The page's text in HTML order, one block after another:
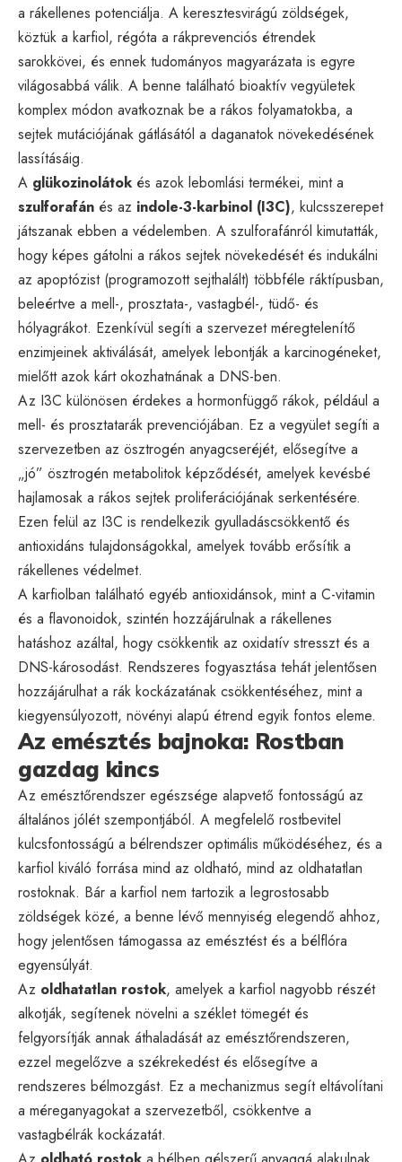
a rákellenes potenciálja. A keresztesvirágú zöldségek,
köztük a karfiol, régóta a rákprevenciós étrendek
sarokkövei, és ennek tudományos magyarázata is egyre
világosabbá válik. A benne található bioaktív vegyületek
komplex módon avatkoznak be a rákos folyamatokba, a
sejtek mutációjának gátlásától a daganatok növekedésének
lassításáig.
A glükozinolátok és azok lebomlási termékei, mint a
szulforafán és az indole-3-karbinol (I3C), kulcsszerepet
játszanak ebben a védelemben. A szulforafánról kimutatták,
hogy képes gátolni a rákos sejtek növekedését és indukálni
az apoptózist (programozott sejthalált) többféle ráktípusban,
beleértve a mell-, prosztata-, vastagbél-, tüdő- és
hólyagrákot. Ezenkívül segíti a szervezet méregtelenítő
enzimjeinek aktiválását, amelyek lebontják a karcinogéneket,
mielőtt azok kárt okozhatnának a DNS-ben.
Az I3C különösen érdekes a hormonfüggő rákok, például a
mell- és prosztatarák prevenciójában. Ez a vegyület segíti a
szervezetben az ösztrogén anyagcseréjét, elősegítve a
„jó” ösztrogén metabolitok képződését, amelyek kevésbé
hajlamosak a rákos sejtek proliferációjának serkentésére.
Ezen felül az I3C is rendelkezik gyulladáscsökkentő és
antioxidáns tulajdonságokkal, amelyek tovább erősítik a
rákellenes védelmet.
A karfiolban található egyéb antioxidánsok, mint a C-vitamin
és a flavonoidok, szintén hozzájárulnak a rákellenes
hatáshoz azáltal, hogy csökkentik az oxidatív stresszt és a
DNS-károsodást. Rendszeres fogyasztása tehát jelentősen
hozzájárulhat a rák kockázatának csökkentéséhez, mint a
kiegyensúlyozott, növényi alapú étrend egyik fontos eleme.
Az emésztés bajnoka: Rostban
gazdag kincs
Az emésztőrendszer egészsége alapvető fontosságú az
általános jólét szempontjából. A megfelelő rostbevitel
kulcsfontosságú a bélrendszer optimális működéséhez, és a
karfiol kiváló forrása mind az oldható, mind az oldhatatlan
rostoknak. Bár a karfiol nem tartozik a legrostosabb
zöldségek közé, a benne lévő mennyiség elegendő ahhoz,
hogy jelentősen támogassa az emésztést és a bélflóra
egyensúlyát.
Az oldhatatlan rostok, amelyek a karfiol nagyobb részét
alkotják, segítenek növelni a széklet tömegét és
felgyorsítják annak áthaladását az emésztőrendszeren,
ezzel megelőzve a székrekedést és elősegítve a
rendszeres bélmozgást. Ez a mechanizmus segít eltávolítani
a méreganyagokat a szervezetből, csökkentve a
vastagbélrák kockázatát.